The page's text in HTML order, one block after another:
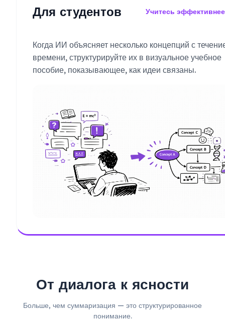
Для студентов Учитесь эффективнее
Когда ИИ объясняет несколько концепций с
времени, структурируйте их в визуальное учебное
пособие, показывающее, как идеи связаны.
От диалога к ясности
Больше, чем суммаризация — это структурированное
понимание.